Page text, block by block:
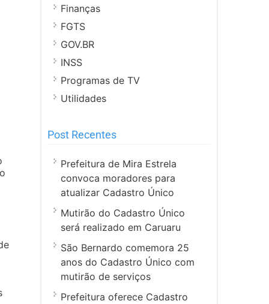
Finanças
FGTS
GOV.BR
INSS
Programas de TV
Utilidades
Post Recentes
Prefeitura de Mira Estrela
convoca moradores para
atualizar Cadastro Único
Mutirão do Cadastro Único
será realizado em Caruaru
São Bernardo comemora 25
anos do Cadastro Único com
mutirão de serviços
Prefeitura oferece Cadastro